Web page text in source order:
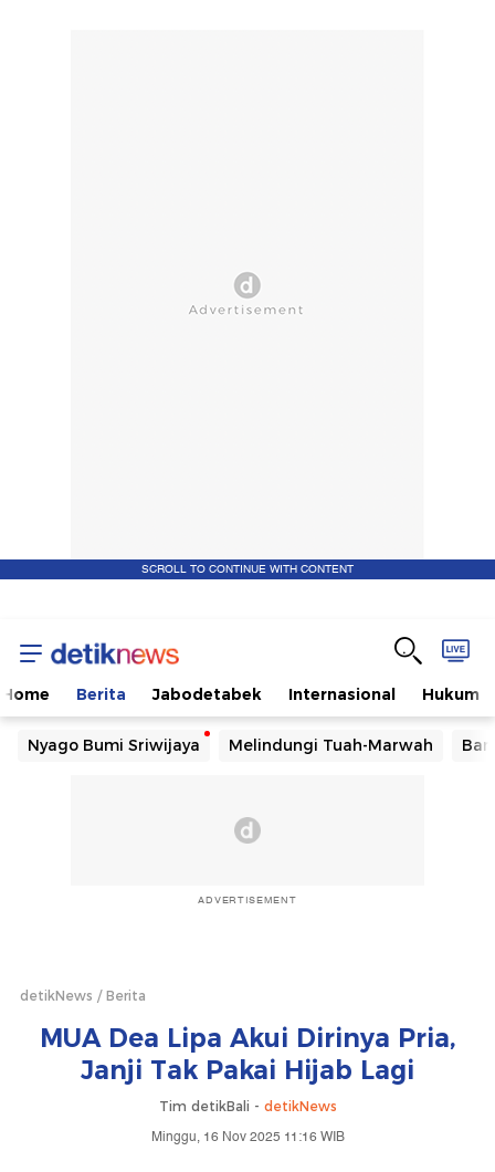
SCROLL TO CONTINUE WITH CONTENT
Home Berita Jabodetabek Internasional Hukum
Nyago Bumi Sriwijaya Melindungi Tuah-Marwah
ADVERTISEMENT
detikNews Berita
MUA Dea Lipa Akui Dirinya Pria,
Janji Tak Pakai Hijab Lagi
Tim detikBali - detikNews
Minggu, 16 Nov 2025 11:16 WIB